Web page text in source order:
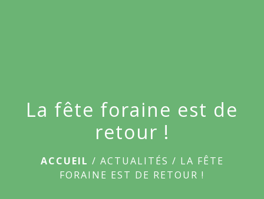
La fête foraine est de
retour !
ACCUEIL / ACTUALITÉS / LA FÊTE
FORAINE EST DE RETOUR !